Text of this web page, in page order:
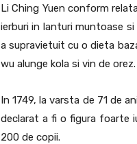
Li Ching Yuen conform
ierburi in lanturi muntoase
a supravietuit cu o dieta
wu alunge kola si vin de orez.
In 1749, la varsta de 71 de
declarat a fi o figura foarte
200 de copii.